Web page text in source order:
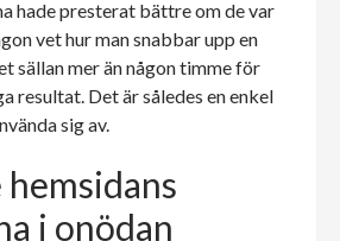
hade presterat bättre om de var
vet hur man snabbar upp en
sällan mer än någon timme för
resultat. Det är således en enkel
sig av.
i onödan